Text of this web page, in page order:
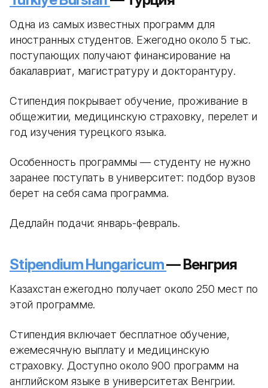
Одна из самых известных программ для
иностранных студентов. Ежегодно около 5 тыс.
поступающих получают финансирование на
бакалавриат, магистратуру и докторантуру.
Стипендия покрывает обучение, проживание в
общежитии, медицинскую страховку, перелет и
год изучения турецкого языка.
Особенность программы — студенту не нужно
заранее поступать в университет: подбор вузов
берет на себя сама программа.
Дедлайн подачи: январь-февраль.
Stipendium Hungaricum— Венгрия
Казахстан ежегодно получает около 250 мест по
этой программе.
Стипендия включает бесплатное обучение,
ежемесячную выплату и медицинскую
страховку. Доступно около 900 программ на
английском языке в университетах Венгрии.